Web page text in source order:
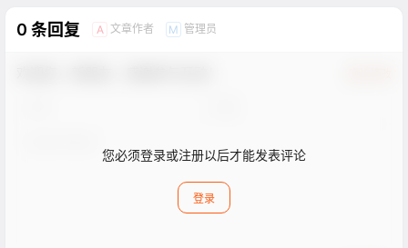
0 条回复 A 文章作者 M 管理员
您必须登录或注册以后才能发表评论
登录